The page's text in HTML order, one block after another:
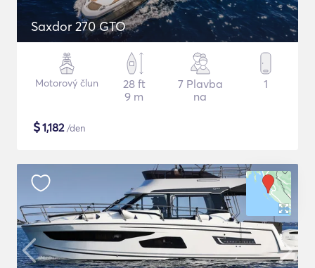
Saxdor 270 GTO
Motorový člun
28 ft
9 m
7 Plavba
na
1
$1,182/den